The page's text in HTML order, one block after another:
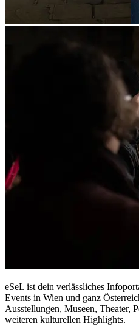
eSeL ist dein verlässliches
Events in Wien und ganz
Ausstellungen, Museen, Theater,
weiteren kulturellen Highlights.